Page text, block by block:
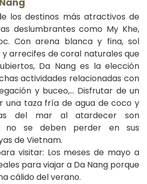
los destinos más atractivos de
deslumbrantes como My Khe,
Con arena blanca y fina, sol
arrecifes de coral naturales que
Da Nang es la elección
actividades relacionadas con
y buceo,… Disfrutar de un
una taza fría de agua de coco y
del mar al atardecer son
no se deben perder en sus
de Vietnam.
visitar: Los meses de mayo a
para viajar a Da Nang porque
cálido del verano.